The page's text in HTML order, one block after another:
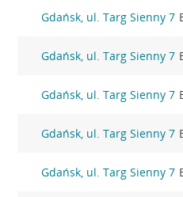
Gdańsk, ul. Targ Sienny 7
Gdańsk, ul. Targ Sienny 7
Gdańsk, ul. Targ Sienny 7
Gdańsk, ul. Targ Sienny 7
Gdańsk, ul. Targ Sienny 7